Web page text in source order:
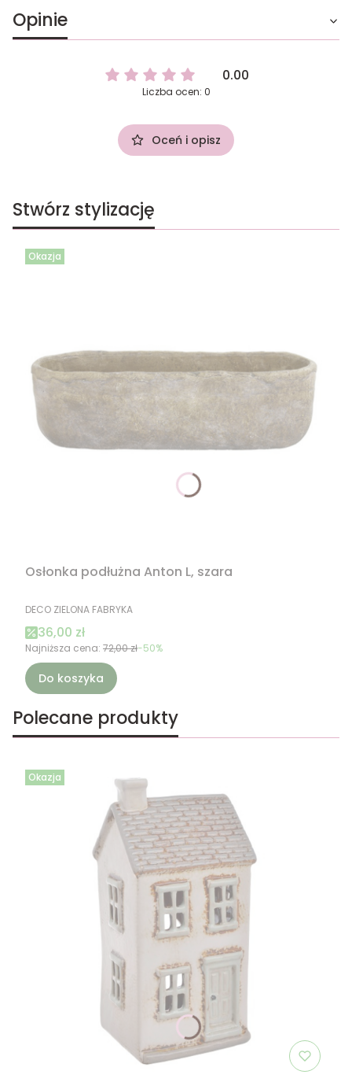
Opinie
0.00
Liczba ocen: 0
Oceń i opisz
Stwórz stylizację
Okazja
Osłonka podłużna Anton L, szara
PRODUCENT
DECO ZIELONA FABRYKA
Cena promocyjna
36,00 zł
Najniższa cena: 72,00 zł-50%
Do koszyka
Polecane produkty
Okazja